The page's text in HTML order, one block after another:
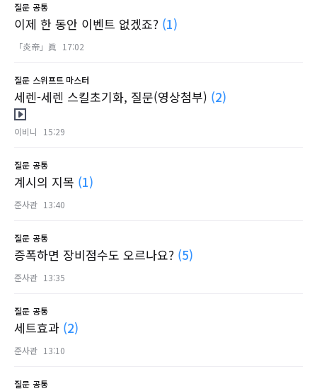
질문 공통
이제 한 동안 이벤트 없겠죠? (1)
「炎帝」眞 17:02
질문 스위프트 마스터
세렌-세렌 스킬초기화, 질문(영상첨부) (2)
이비니 15:29
질문 공통
계시의 지목 (1)
준사관 13:40
질문 공통
증폭하면 장비점수도 오르나요? (5)
준사관 13:35
질문 공통
세트효과 (2)
준사관 13:10
질문 공통